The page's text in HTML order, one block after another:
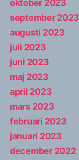
oktober 2023
september 2023
augusti 2023
juli 2023
juni 2023
maj 2023
april 2023
mars 2023
februari 2023
januari 2023
december 2022